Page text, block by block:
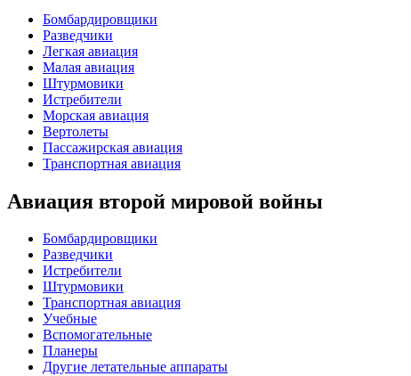
Бомбардировщики
Разведчики
Легкая авиация
Малая авиация
Штурмовики
Истребители
Морская авиация
Вертолеты
Пассажирская авиация
Транспортная авиация
Авиация второй мировой войны
Бомбардировщики
Разведчики
Истребители
Штурмовики
Транспортная авиация
Учебные
Вспомогательные
Планеры
Другие летательные аппараты